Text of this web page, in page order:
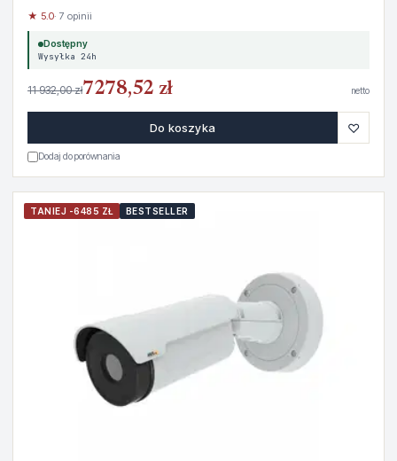
★ 5.0· 7 opinii
Dostępny
Wysyłka 24h
11 932,00 zł7278,52 zł netto
Do koszyka ♡
Dodaj do porównania
TANIEJ -6485 ZŁ BESTSELLER